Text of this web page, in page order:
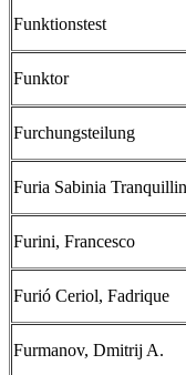
Funktionstest
Funktor
Furchungsteilung
Furia Sabinia
Furini, Francesco
Furió Ceriol, Fadrique
Furmanov, Dmitrij A.